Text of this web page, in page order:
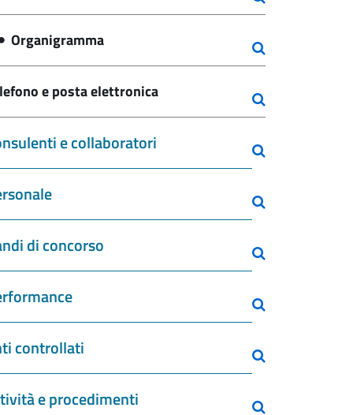
Organigramma
e posta elettronica
e collaboratori
di concorso
controllati
e procedimenti